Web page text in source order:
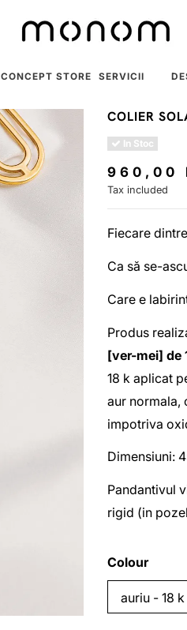
CONCEPT STORE SERVICII
COLIER
In Stoc
960,00
Tax included
Fiecare
Ca să se-
Care e
Produs
[ver-mei] de
18 k aplicat
aur normala,
impotriva
Dimensiuni:
Pandantivul
rigid (in
Colour